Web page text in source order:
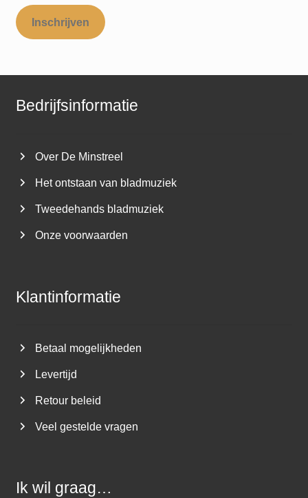
Inschrijven
Bedrijfsinformatie
Over De Minstreel
Het ontstaan van bladmuziek
Tweedehands bladmuziek
Onze voorwaarden
Klantinformatie
Betaal mogelijkheden
Levertijd
Retour beleid
Veel gestelde vragen
Ik wil graag…